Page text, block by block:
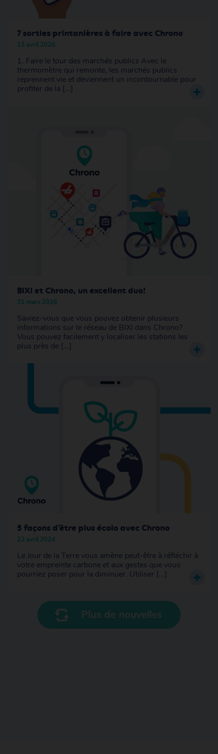
7 sorties printanières à faire avec Chrono
13 avril 2026
1. Faire le tour des marchés publics Avec le
thermomètre qui remonte, les marchés publics
reprennent vie et deviennent un incontournable pour
profiter de la [...]
BIXI et Chrono, un excellent duo!
31 mars 2026
Saviez-vous que vous pouvez obtenir plusieurs
informations sur le réseau de BIXI dans Chrono?
Vous pouvez facilement y localiser les stations les
plus près de [...]
5 façons d’être plus écolo avec Chrono
22 avril 2024
Le Jour de la Terre vous amène peut-être à réfléchir à
votre empreinte carbone et aux gestes que vous
pourriez poser pour la diminuer. Utiliser [...]
Plus de nouvelles